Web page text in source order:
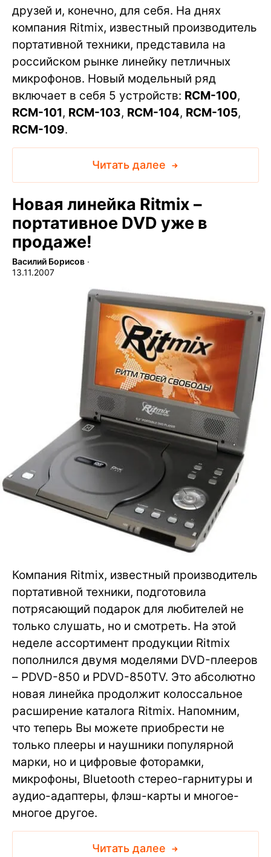
друзей и, конечно, для себя. На днях
компания Ritmix, известный производитель
портативной техники, представила на
российском рынке линейку петличных
микрофонов. Новый модельный ряд
включает в себя 5 устройств: RCM-100,
RCM-101, RCM-103, RCM-104, RCM-105,
RCM-109.
Читать далее
Новая линейка Ritmix –
портативное DVD уже в
продаже!
Василий Борисов ∙
13.11.2007
Компания Ritmix, известный производитель
портативной техники, подготовила
потрясающий подарок для любителей не
только слушать, но и смотреть. На этой
неделе ассортимент продукции Ritmix
пополнился двумя моделями DVD-плееров
– PDVD-850 и PDVD-850TV. Это абсолютно
новая линейка продолжит колоссальное
расширение каталога Ritmix. Напомним,
что теперь Вы можете приобрести не
только плееры и наушники популярной
марки, но и цифровые фоторамки,
микрофоны, Bluetooth стерео-гарнитуры и
аудио-адаптеры, флэш-карты и многое-
многое другое.
Читать далее